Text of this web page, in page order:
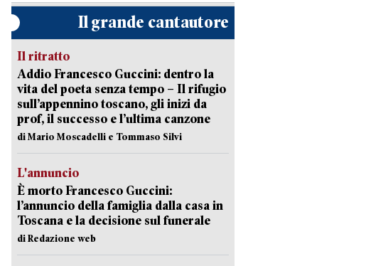
Il grande cantautore
Il ritratto
Addio Francesco Guccini: dentro la
vita del poeta senza tempo – Il rifugio
sull’appennino toscano, gli inizi da
prof, il successo e l’ultima canzone
di Mario Moscadelli e Tommaso Silvi
L'annuncio
È morto Francesco Guccini:
l’annuncio della famiglia dalla casa in
Toscana e la decisione sul funerale
di Redazione web